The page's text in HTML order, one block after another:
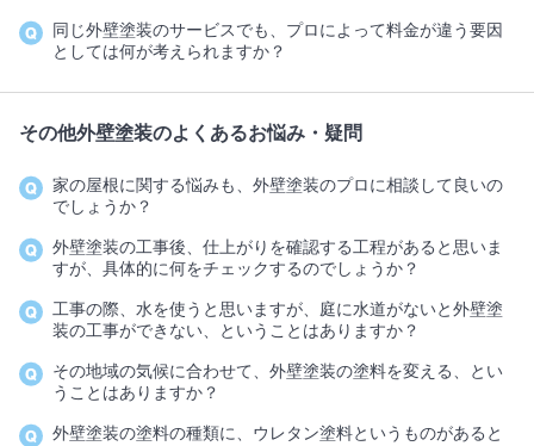
同じ外壁塗装のサービスでも、プロによって料金が違う要因
としては何が考えられますか？
その他外壁塗装のよくあるお悩み・疑問
家の屋根に関する悩みも、外壁塗装のプロに相談して良いの
でしょうか？
外壁塗装の工事後、仕上がりを確認する工程があると思いま
すが、具体的に何をチェックするのでしょうか？
工事の際、水を使うと思いますが、庭に水道がないと外壁塗
装の工事ができない、ということはありますか？
その地域の気候に合わせて、外壁塗装の塗料を変える、とい
うことはありますか？
外壁塗装の塗料の種類に、ウレタン塗料というものがあると